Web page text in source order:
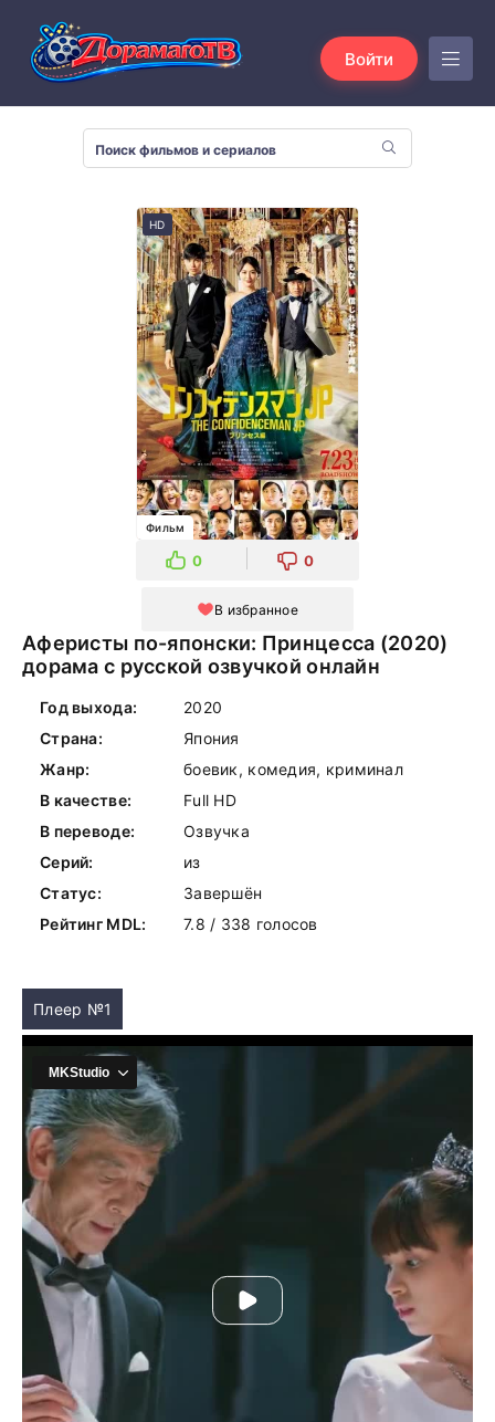
Войти
HD
Фильм
0 0
В избранное
Аферисты по-японски: Принцесса (2020)
дорама с русской озвучкой онлайн
Год выхода:
2020
Страна:
Япония
Жанр:
боевик, комедия, криминал
В качестве:
Full HD
В переводе:
Озвучка
Серий:
из
Статус:
Завершён
Рейтинг MDL:
7.8 / 338 голосов
Плеер №1